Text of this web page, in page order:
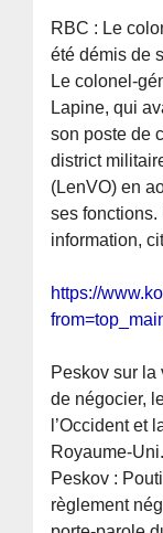
RBC : Le
été démis de
Le colonel-
Lapine, qui
son poste de
district
(LenVO) en
ses fonctions.
information,
https://
Peskov sur la
de négocier,
l’Occident et
Royaume-Uni.
Peskov :
règlement